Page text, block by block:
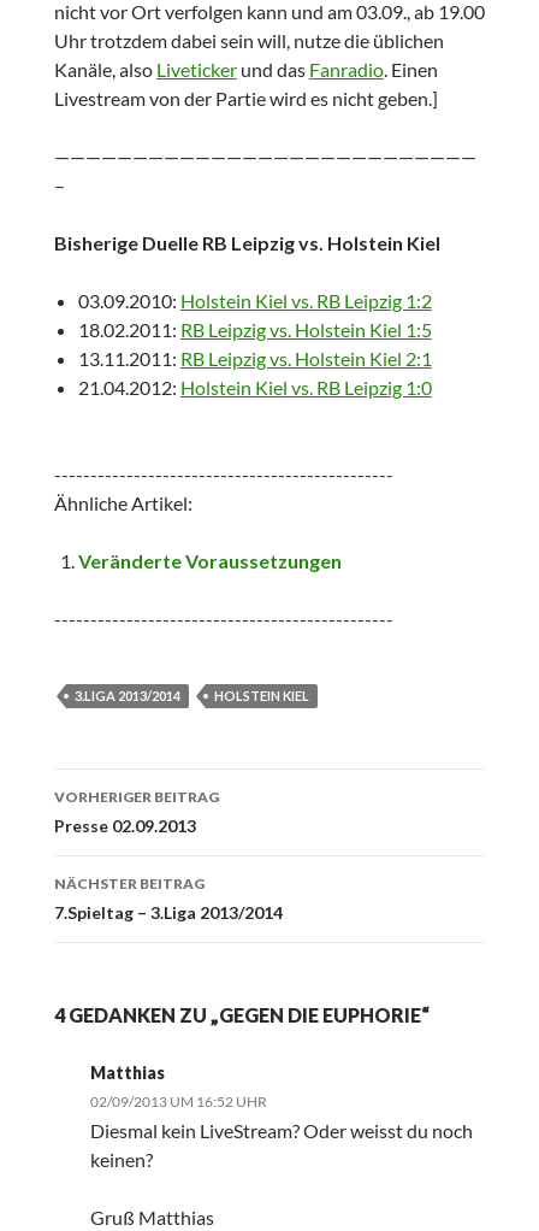
nicht vor Ort verfolgen kann und am 03.09., ab 19.00
Uhr trotzdem dabei sein will, nutze die üblichen
Kanäle, also Livetickerund das Fanradio. Einen
Livestream von der Partie wird es nicht geben.]
———————————————————————————
–
Bisherige Duelle RB Leipzig vs. Holstein Kiel
03.09.2010: Holstein Kiel vs. RB Leipzig 1:2
18.02.2011: RB Leipzig vs. Holstein Kiel 1:5
13.11.2011: RB Leipzig vs. Holstein Kiel 2:1
21.04.2012: Holstein Kiel vs. RB Leipzig 1:0
-----------------------------------------------
Ähnliche Artikel:
Veränderte Voraussetzungen
-----------------------------------------------
3.LIGA 2013/2014 HOLSTEIN KIEL
Beitrags-
Navigation
VORHERIGER BEITRAG
Presse 02.09.2013
NÄCHSTER BEITRAG
7.Spieltag – 3.Liga 2013/2014
4 GEDANKEN ZU „GEGEN DIE EUPHORIE“
Matthias
02/09/2013 UM 16:52 UHR
Diesmal kein LiveStream? Oder weisst du noch
keinen?
Gruß Matthias